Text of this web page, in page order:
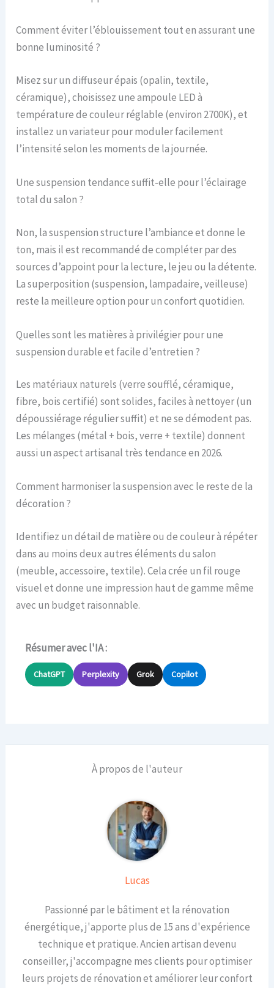
Comment éviter l’éblouissement tout en assurant une
bonne luminosité ?
Misez sur un diffuseur épais (opalin, textile,
céramique), choisissez une ampoule LED à
température de couleur réglable (environ 2700K), et
installez un variateur pour moduler facilement
l’intensité selon les moments de la journée.
Une suspension tendance suffit-elle pour l’éclairage
total du salon ?
Non, la suspension structure l’ambiance et donne le
ton, mais il est recommandé de compléter par des
sources d’appoint pour la lecture, le jeu ou la détente.
La superposition (suspension, lampadaire, veilleuse)
reste la meilleure option pour un confort quotidien.
Quelles sont les matières à privilégier pour une
suspension durable et facile d’entretien ?
Les matériaux naturels (verre soufflé, céramique,
fibre, bois certifié) sont solides, faciles à nettoyer (un
dépoussiérage régulier suffit) et ne se démodent pas.
Les mélanges (métal + bois, verre + textile) donnent
aussi un aspect artisanal très tendance en 2026.
Comment harmoniser la suspension avec le reste de la
décoration ?
Identifiez un détail de matière ou de couleur à répéter
dans au moins deux autres éléments du salon
(meuble, accessoire, textile). Cela crée un fil rouge
visuel et donne une impression haut de gamme même
avec un budget raisonnable.
Résumer avec l'IA :
ChatGPT Perplexity Grok Copilot
À propos de l'auteur
Lucas
Passionné par le bâtiment et la rénovation
énergétique, j'apporte plus de 15 ans d'expérience
technique et pratique. Ancien artisan devenu
conseiller, j'accompagne mes clients pour optimiser
leurs projets de rénovation et améliorer leur confort